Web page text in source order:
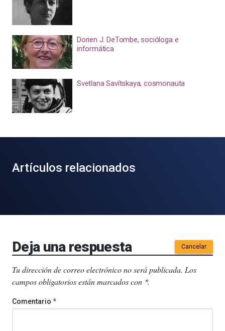
Dorien J. DeTombe, socióloga e
informática
Svetlana Savítskaya, cosmonauta
Artículos relacionados
Deja una respuesta Cancelar
Tu dirección de correo electrónico no será publicada. Los
campos obligatorios están marcados con *.
Comentario *